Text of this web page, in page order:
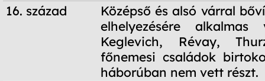
16. század
Középső és alsó várral
elhelyezésére alkalmas
Keglevich, Révay,
főnemesi családok
háborúban nem vett részt.